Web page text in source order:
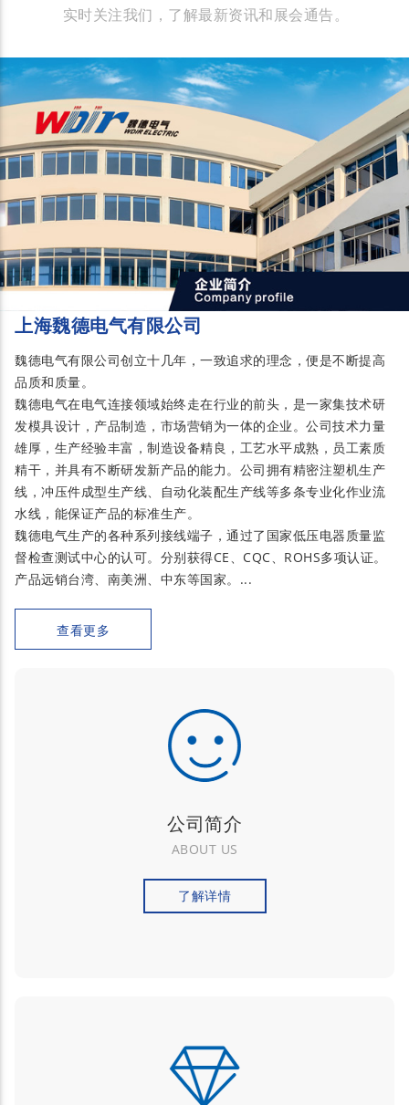
实时关注我们，了解最新资讯和展会通告。
上海魏德电气有限公司
魏德电气有限公司创立十几年，一致追求的理念，便是不断提高
品质和质量。
魏德电气在电气连接领域始终走在行业的前头，是一家集技术研
发模具设计，产品制造，市场营销为一体的企业。公司技术力量
雄厚，生产经验丰富，制造设备精良，工艺水平成熟，员工素质
精干，并具有不断研发新产品的能力。公司拥有精密注塑机生产
线，冲压件成型生产线、自动化装配生产线等多条专业化作业流
水线，能保证产品的标准生产。
魏德电气生产的各种系列接线端子，通过了国家低压电器质量监
督检查测试中心的认可。分别获得CE、CQC、ROHS多项认证。
产品远销台湾、南美洲、中东等国家。...
查看更多
公司简介
ABOUT US
了解详情